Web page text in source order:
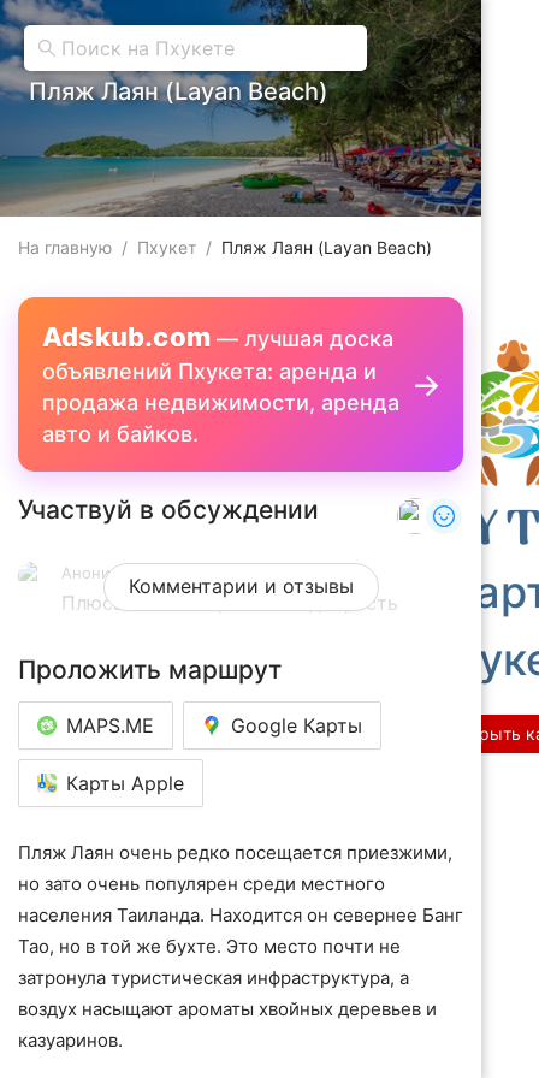
Пляж Лаян (Layan Beach)
На главную / Пхукет / Пляж Лаян (Layan Beach)
Adskub.com — лучшая доска
объявлений Пхукета: аренда и
продажа недвижимости, аренда
авто и байков.
Участвуй в обсуждении
Комментарии и отзывы
Аноним
Плюсы: Чистота, мало людей, есть
Недостатки: Чтобы добраться, нужна
машина либо байк.
Отличный чистый пляж с теплой водой и
хрустящим песком. Можно любоваться
морским пейзажем и яхтами, при
прочие водные активности. За 100 батт
можно арендовать шезлонг с зонтом и
наслаждаться спокойным отдыхом.
Людей очень мало, особенно в низкий
сезон, и хоть пляж не самый большой,
ощущение уединения гарантировано.
Проложить маршрут
MAPS.ME Google Карты
Карты Apple
Пляж Лаян очень редко посещается приезжими,
но зато очень популярен среди местного
населения Таиланда. Находится он севернее Банг
Тао, но в той же бухте. Это место почти не
затронула туристическая инфраструктура, а
воздух насыщают ароматы хвойных деревьев и
казуаринов.
Открыть